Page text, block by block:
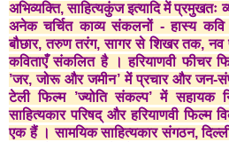
अभिव्यक्ति, साहित्यकुंज इत्यादि में प्रमुखतः
अनेक चर्चित काव्य संकलनों - हास्य कवि
बौछार, तरुण तरंग, सागर से शिखर तक, नव
कविताएँ संकलित है । हरियाणवी फीचर
’जर, जोरू और जमीन’ में प्रचार और जन-
टेली फिल्म ’ज्योति संकल्प’ में सहायक
साहित्यकार परिषद् और हरियाणवी
एक हैं । सामयिक साहित्यकार संगठन,